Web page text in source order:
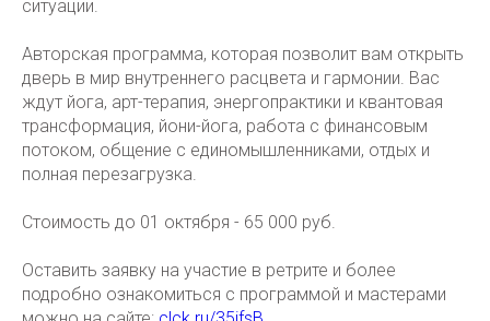
ситуации.
Авторская программа, которая позволит вам открыть
дверь в мир внутреннего расцвета и гармонии. Вас
ждут йога, арт-терапия, энергопрактики и квантовая
трансформация, йони-йога, работа с финансовым
потоком, общение с единомышленниками, отдых и
полная перезагрузка.
Стоимость до 01 октября - 65 000 руб.
Оставить заявку на участие в ретрите и более
подробно ознакомиться с программой и мастерами